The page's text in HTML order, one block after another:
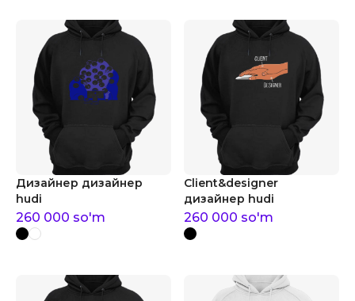
Дизайнер дизайнер
hudi
260 000 so'm
Client&designer
дизайнер hudi
260 000 so'm